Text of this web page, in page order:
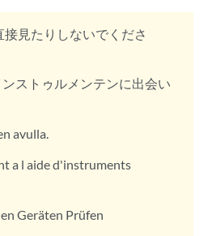
見たりしないでくださ
ストゥルメンテンに出会い
avulla.
a l aide d'instruments
Geräten Prüfen